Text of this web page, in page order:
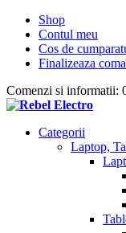
Shop
Contul meu
Cos de
Finalizeaza
Comenzi si informatii:
Categorii
Laptop,